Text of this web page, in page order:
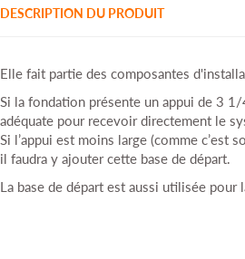
DESCRIPTION DU PRODUIT
Elle fait partie des composantes
Si la fondation présente un appui de 3
adéquate pour recevoir directement le
Si l’appui est moins large (comme c’est
il faudra y ajouter cette base de départ.
La base de départ est aussi utilisée pour